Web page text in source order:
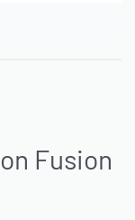
Fusion